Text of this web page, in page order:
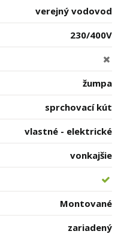
verejný vodovod
230/400V
žumpa
sprchovací kút
vlastné - elektrické
vonkajšie
Montované
zariadený